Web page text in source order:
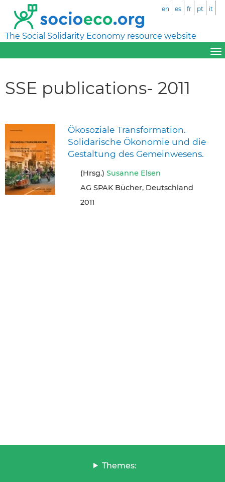
The Social Solidarity Economy resource website
en es fr pt it
SSE publications- 2011
Ökosoziale Transformation.
Solidarische Ökonomie und die
Gestaltung des Gemeinwesens.
(Hrsg.) Susanne Elsen
AG SPAK Bücher, Deutschland
2011
Themes: